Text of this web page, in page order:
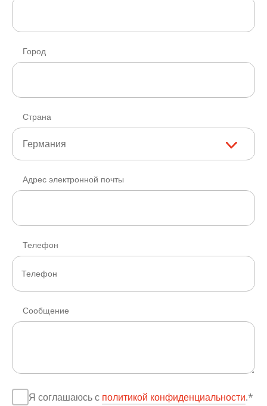
Город
Страна
Германия
Адрес электронной почты
Телефон
Сообщение
Я соглашаюсь с политикой конфиденциальности.*